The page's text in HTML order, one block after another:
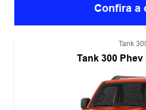
Confira a
Tank
Tank 300 Phev